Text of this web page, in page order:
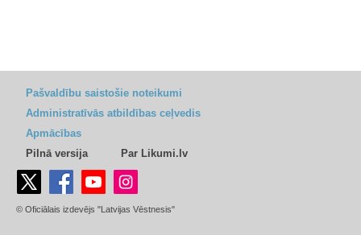
Pašvaldību saistošie noteikumi
Administratīvās atbildības ceļvedis
Apmācības
Pilnā versija
Par Likumi.lv
© Oficiālais izdevējs "Latvijas Vēstnesis"